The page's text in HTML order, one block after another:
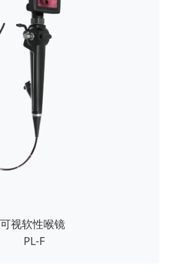
可视软性喉镜
PL-F